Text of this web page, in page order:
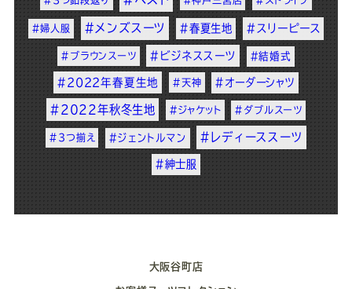
#婦人服 #メンズスーツ #春夏生地 #スリーピース
#ブラウンスーツ #ビジネススーツ #結婚式
#2022年春夏生地 #天神 #オーダーシャツ
#2022年秋冬生地 #ジャケット #ダブルスーツ
#3つ揃え #ジェントルマン #レディーススーツ
#紳士服
大阪谷町店